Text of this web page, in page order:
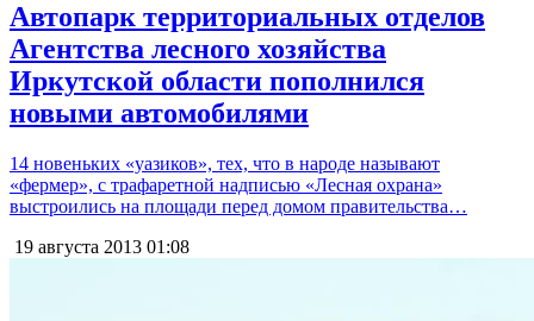
Автопарк территориальных отделов
Агентства лесного хозяйства
Иркутской области пополнился
новыми автомобилями
14 новеньких «уазиков», тех, что в народе называют
«фермер», с трафаретной надписью «Лесная охрана»
выстроились на площади перед домом правительства…
19 августа 2013 01:08